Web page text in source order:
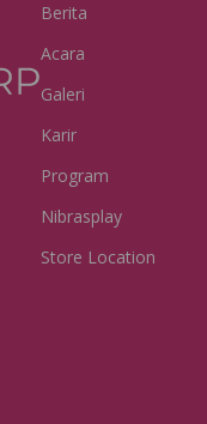
Berita
Acara
Galeri
Karir
Program
Nibrasplay
Store Location